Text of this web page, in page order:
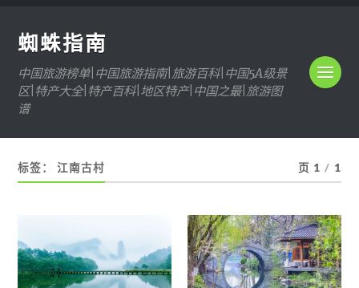
蜘蛛指南
中国旅游榜单|中国旅游指南|旅游百科|中国5A级景
区|特产大全|特产百科|地区特产|中国之最|旅游图
谱
标签：江南古村 页 1 / 1